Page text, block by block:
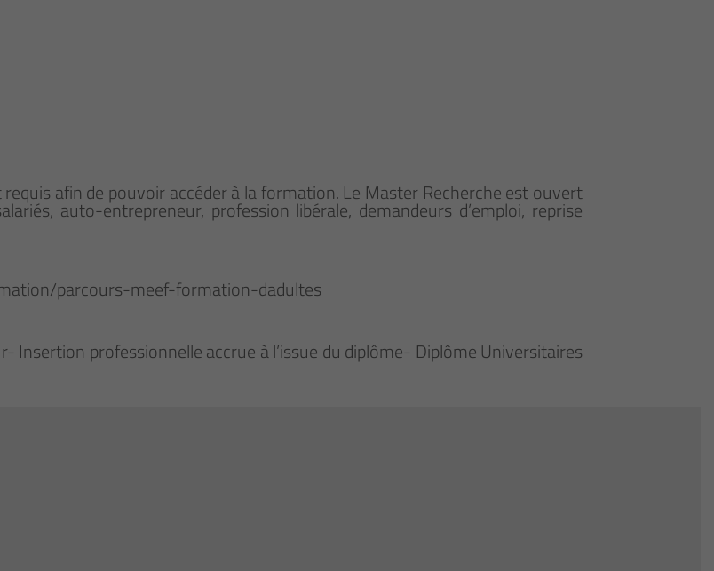
afin de pouvoir accéder à la formation. Le Master Recherche est ouvert
auto-entrepreneur, profession libérale, demandeurs d’emploi, reprise
parcours-meef-formation-dadultes
Insertion professionnelle accrue à l’issue du diplôme- Diplôme Universitaires